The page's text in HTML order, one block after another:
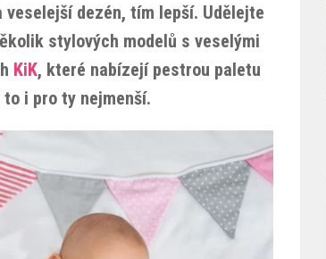
veselejší dezén, tím lepší. Udělejte
stylových modelů s veselými
KiK, které nabízejí pestrou paletu
i pro ty nejmenší.